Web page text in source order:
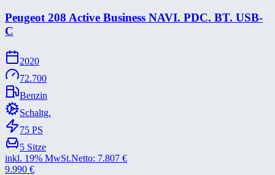
Peugeot 208 Active Business NAVI. PDC. BT. USB-​
C
2020
72.700
Benzin
Schaltg.
75 PS
5 Sitze
inkl. 19% MwSt.Netto: 7.807 €
9.990 €